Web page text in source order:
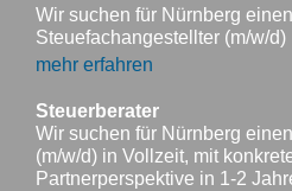
Wir suchen für Nürnberg
Steuefachangestellter (m/w/
mehr erfahren
Steuerberater
Wir suchen für Nürnberg
(m/w/d) in Vollzeit, mit
Partnerperspektive in 1-2